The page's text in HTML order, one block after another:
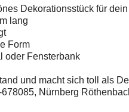
Dekorationsstück für
lang
Form
oder Fensterbank
und macht sich toll als
678085, Nürnberg